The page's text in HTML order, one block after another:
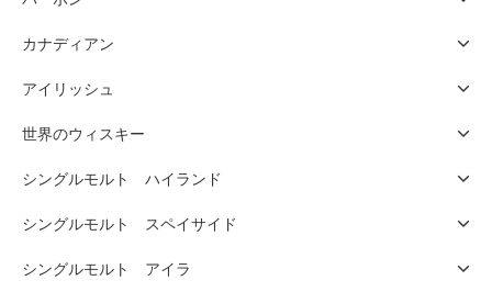
カナディアン
アイリッシュ
世界のウィスキー
シングルモルト ハイランド
シングルモルト スペイサイド
シングルモルト アイラ